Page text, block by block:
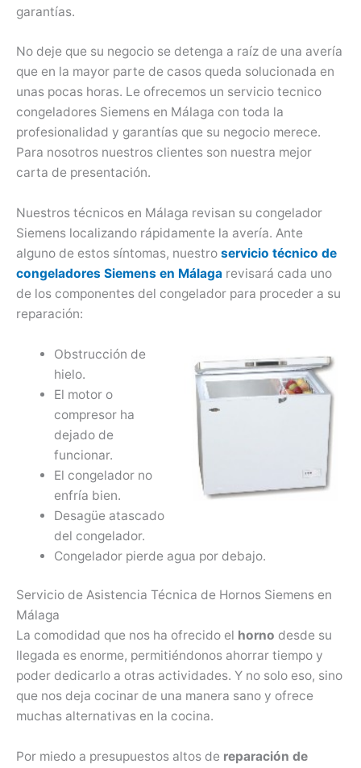
garantías.
No deje que su negocio se detenga a raíz de una avería
que en la mayor parte de casos queda solucionada en
unas pocas horas. Le ofrecemos un servicio tecnico
congeladores Siemens en Málaga con toda la
profesionalidad y garantías que su negocio merece.
Para nosotros nuestros clientes son nuestra mejor
carta de presentación.
Nuestros técnicos en Málaga revisan su congelador
Siemens localizando rápidamente la avería. Ante
alguno de estos síntomas, nuestro servicio técnico de
congeladores Siemens en Málaga revisará cada uno
de los componentes del congelador para proceder a su
reparación:
Obstrucción de
hielo.
El motor o
compresor ha
dejado de
funcionar.
El congelador no
enfría bien.
Desagüe atascado
del congelador.
Congelador pierde agua por debajo.
Servicio de Asistencia Técnica de Hornos Siemens en
Málaga
La comodidad que nos ha ofrecido el horno desde su
llegada es enorme, permitiéndonos ahorrar tiempo y
poder dedicarlo a otras actividades. Y no solo eso, sino
que nos deja cocinar de una manera sano y ofrece
muchas alternativas en la cocina.
Por miedo a presupuestos altos de reparación de